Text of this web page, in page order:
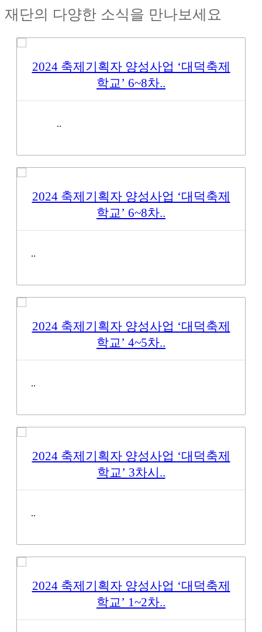
재단의 다양한 소식을 만나보세요
2024 축제기획자 양성사업 ‘대덕축제
학교’ 6~8차..
..
2024 축제기획자 양성사업 ‘대덕축제
학교’ 6~8차..
..
2024 축제기획자 양성사업 ‘대덕축제
학교’ 4~5차..
..
2024 축제기획자 양성사업 ‘대덕축제
학교’ 3차시..
..
2024 축제기획자 양성사업 ‘대덕축제
학교’ 1~2차..